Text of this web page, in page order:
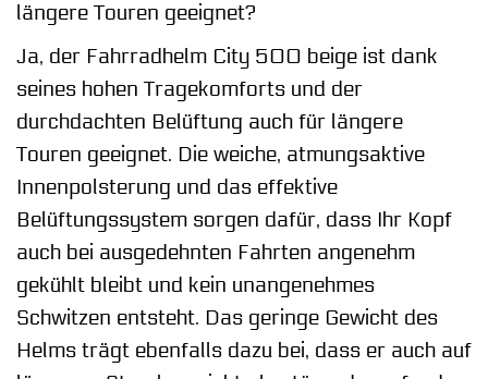
längere Touren geeignet?
Ja, der Fahrradhelm City 500 beige ist dank
seines hohen Tragekomforts und der
durchdachten Belüftung auch für längere
Touren geeignet. Die weiche, atmungsaktive
Innenpolsterung und das effektive
Belüftungssystem sorgen dafür, dass Ihr Kopf
auch bei ausgedehnten Fahrten angenehm
gekühlt bleibt und kein unangenehmes
Schwitzen entsteht. Das geringe Gewicht des
Helms trägt ebenfalls dazu bei, dass er auch auf